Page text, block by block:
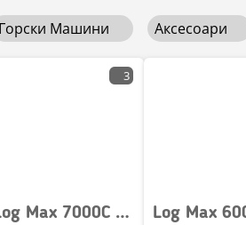
Машини Аксесоари
3
Log Max 7000C Used/Beg